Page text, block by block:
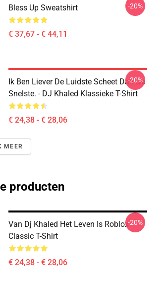
Bless Up Sweatshirt
€ 37,67 - € 44,11
-20%
Ik Ben Liever De Luidste Scheet Dan De
Snelste. - DJ Khaled Klassieke T-Shirt
€ 24,38 - € 28,06
-20%
MEER
producten
Van Dj Khaled Het Leven Is Roblox
Classic T-Shirt
€ 24,38 - € 28,06
-20%